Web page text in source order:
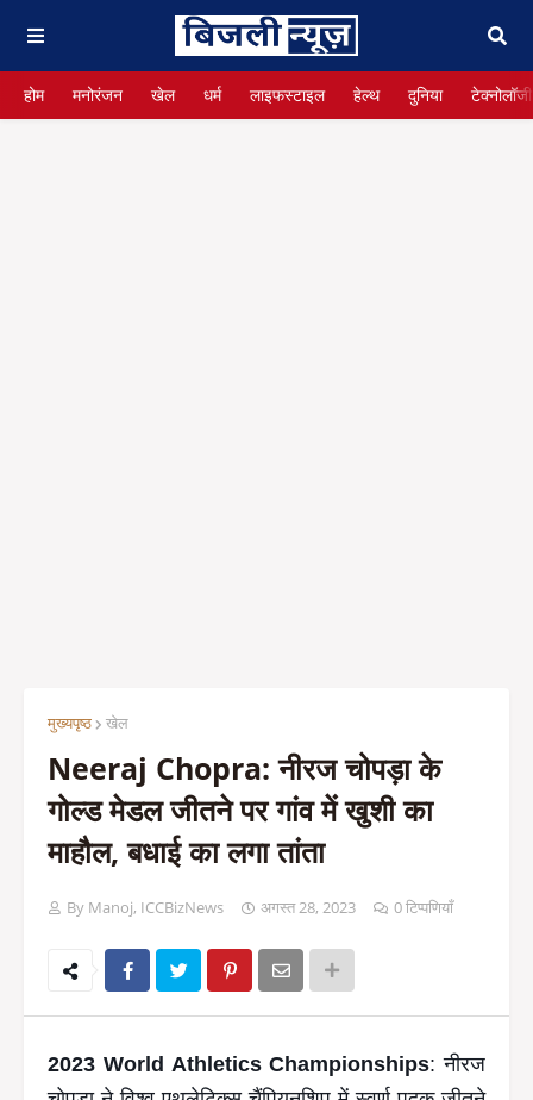
होम मनोरंजन खेल धर्म लाइफस्टाइल हेल्थ दुनिया टेक्नोलॉजी
मुख्यपृष्ठ खेल
Neeraj Chopra: नीरज चोपड़ा के
गोल्ड मेडल जीतने पर गांव में खुशी का
माहौल, बधाई का लगा तांता
By Manoj, ICCBizNews अगस्त 28, 2023 0 टिप्पणियाँ
2023 World Athletics Championships: नीरज